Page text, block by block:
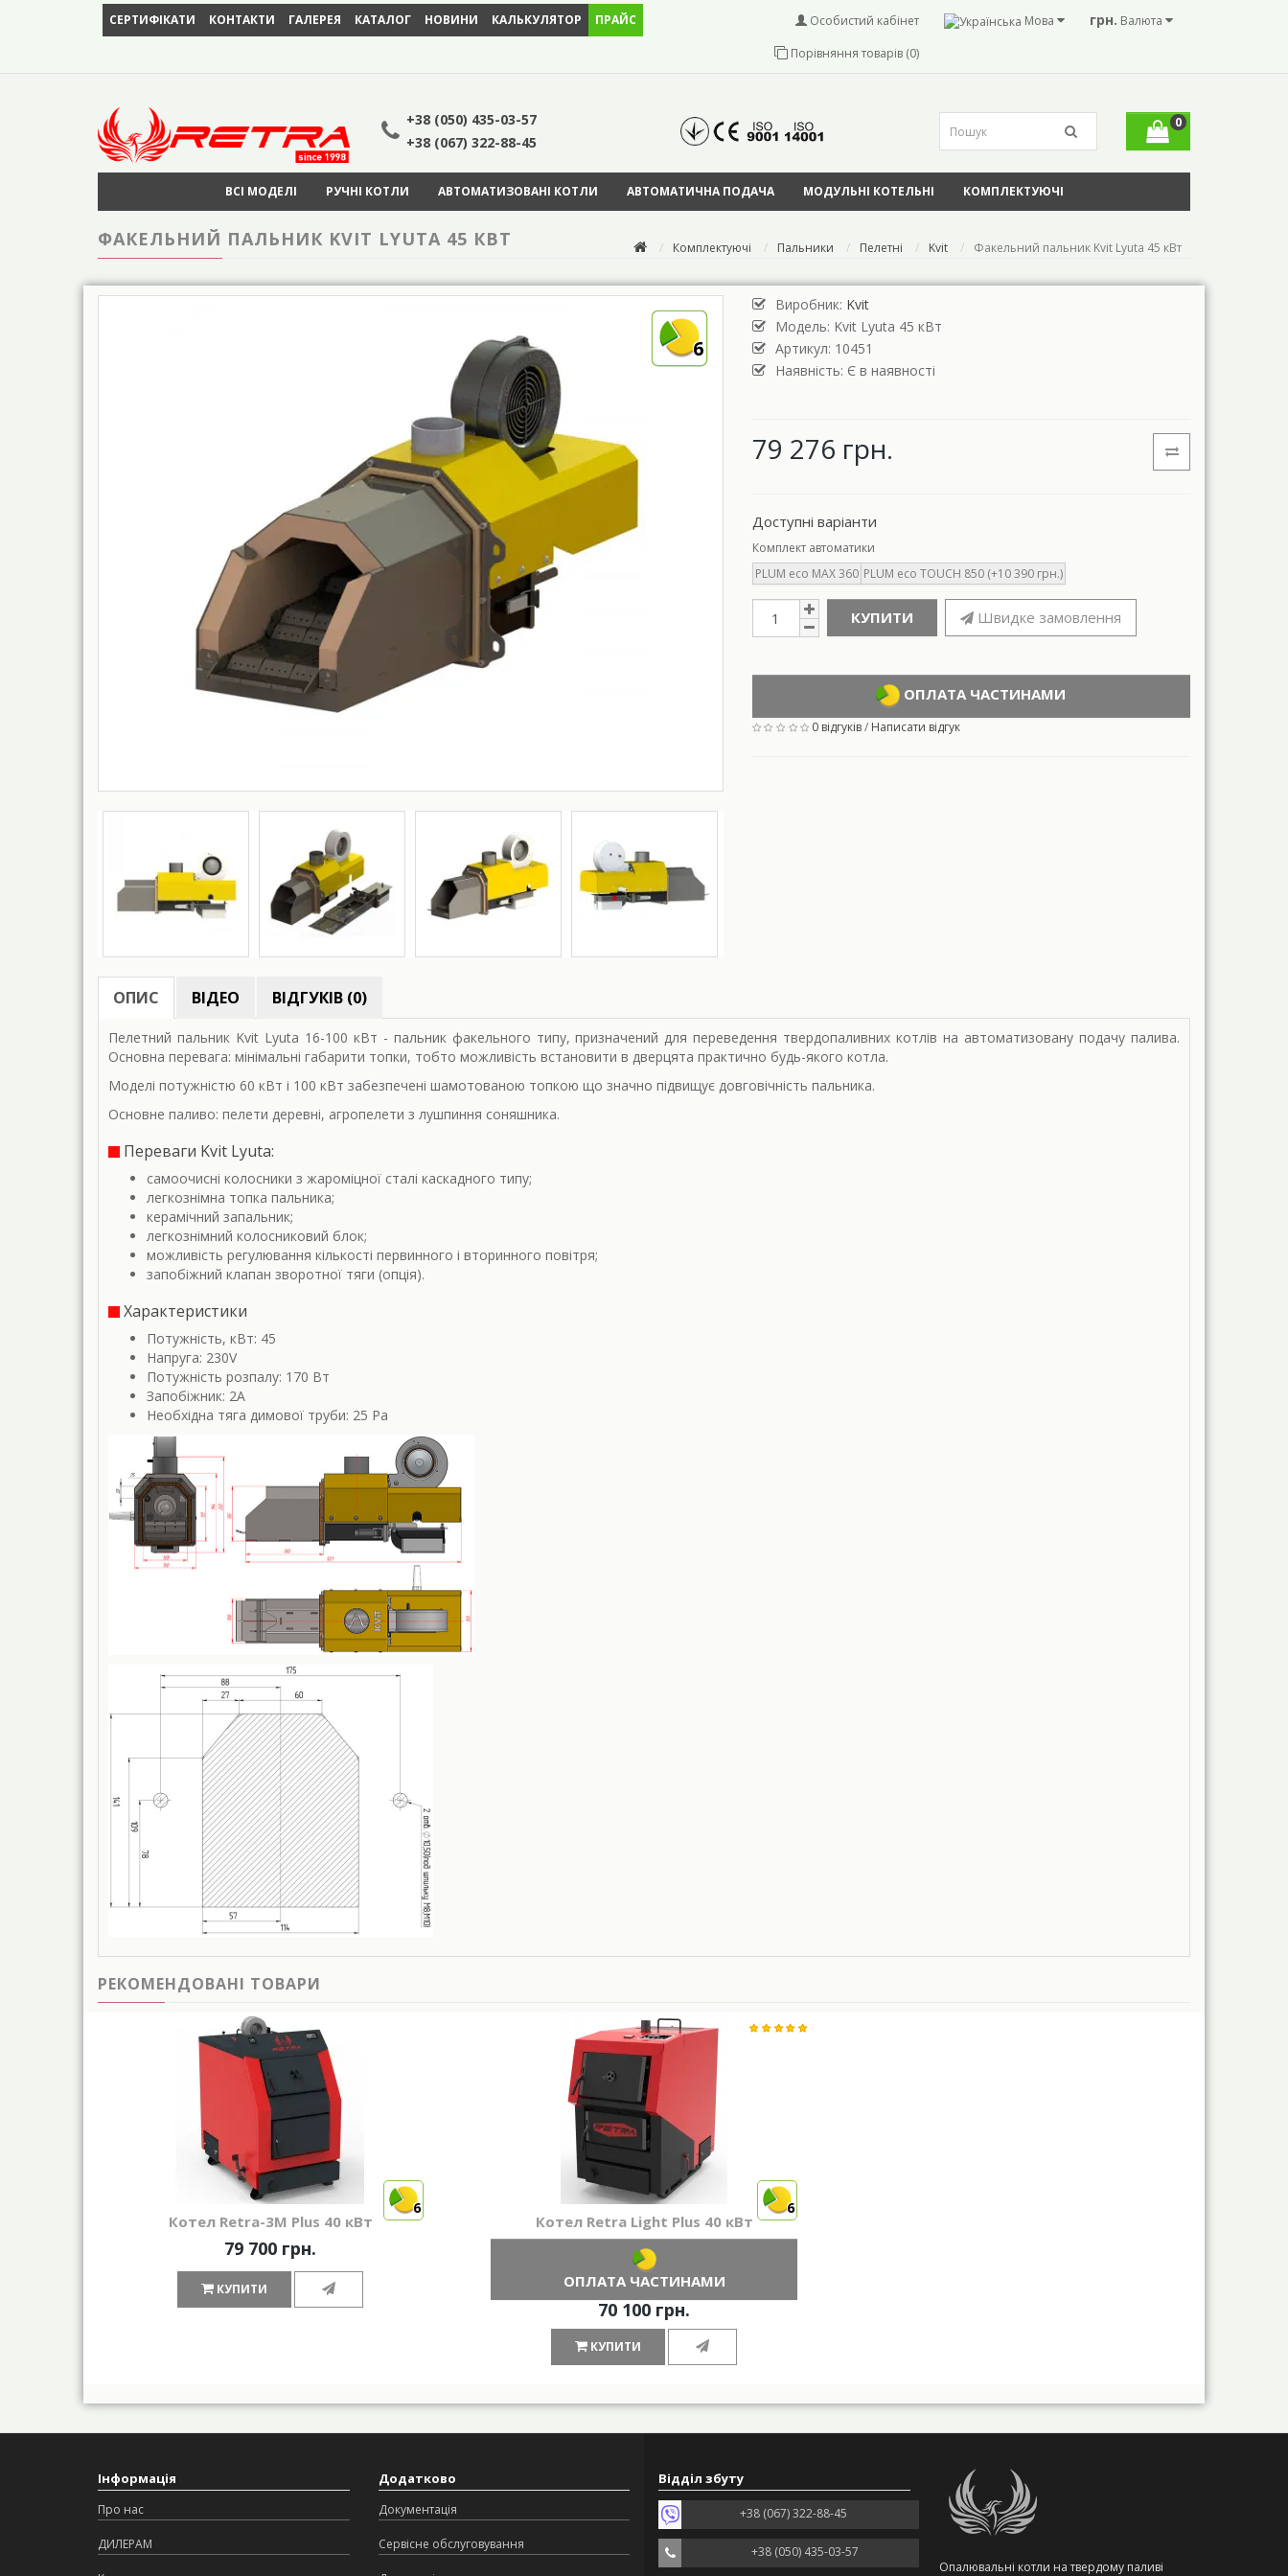
СЕРТИФІКАТИ КОНТАКТИ ГАЛЕРЕЯ КАТАЛОГ НОВИНИ КАЛЬКУЛЯТОР ПРАЙС грн. Валюта
Мова
Особистий кабінет
Порівняння товарів (0)
+38 (050) 435-03-57
+38 (067) 322-88-45
0
ВСІ МОДЕЛІ РУЧНІ КОТЛИ АВТОМАТИЗОВАНІ КОТЛИ АВТОМАТИЧНА ПОДАЧА МОДУЛЬНІ КОТЕЛЬНІ КОМПЛЕКТУЮЧІ
Комплектуючі Пальники Пелетні Kvit Факельний пальник Kvit Lyuta 45 кВт
ФАКЕЛЬНИЙ ПАЛЬНИК KVIT LYUTA 45 КВТ
6
Виробник: Kvit
Модель: Kvit Lyuta 45 кВт
Артикул: 10451
Наявність: Є в наявності
79 276 грн.
Доступні варіанти
Комплект автоматики
PLUM eco MAX 360 PLUM eco TOUCH 850 (+10 390 грн.)
КУПИТИ Швидке замовлення
ОПЛАТА ЧАСТИНАМИ
0 відгуків/ Написати відгук
ОПИС ВІДЕО ВІДГУКІВ (0)
Пелетний пальник Kvit Lyuta 16-100 кВт - пальник факельного типу, призначений для переведення твердопаливних котлів на автоматизовану подачу палива.
Основна перевага: мінімальні габарити топки, тобто можливість встановити в дверцята практично будь-якого котла.
Моделі потужністю 60 кВт і 100 кВт забезпечені шамотованою топкою що значно підвищує довговічність пальника.
Основне паливо: пелети деревні, агропелети з лушпиння соняшника.
Переваги Kvit Lyuta:
самоочисні колосники з жароміцної сталі каскадного типу;
легкознімна топка пальника;
керамічний запальник;
легкознімний колосниковий блок;
можливість регулювання кількості первинного і вторинного повітря;
запобіжний клапан зворотної тяги (опція).
Характеристики
Потужність, кВт: 45
Напруга: 230V
Потужність розпалу: 170 Вт
Запобіжник: 2A
Необхідна тяга димової труби: 25 Pa
РЕКОМЕНДОВАНІ ТОВАРИ
6
Котел Retra-3М Plus 40 кВт
79 700 грн.
КУПИТИ
6
Котел Retra Light Plus 40 кВт
ОПЛАТА ЧАСТИНАМИ
70 100 грн.
КУПИТИ
Інформація
Про нас
ДИЛЕРАМ
Додатково
Документація
Сервісне обслуговування
Відділ збуту
+38 (067) 322-88-45
+38 (050) 435-03-57
Опалювальні котли на твердому паливі